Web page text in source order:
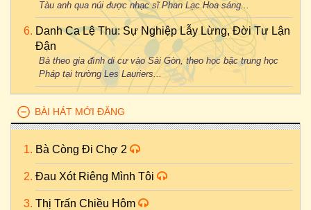
Tàu anh qua núi được nhạc sĩ Phan Lạc Hoa sáng...
Danh Ca Lệ Thu: Sự Nghiệp Lẫy Lừng, Đời Tư Lận
Đận
Bà theo gia đình di cư vào Sài Gòn, theo học bậc trung học
Pháp tại trường Les Lauriers...
BÀI HÁT MỚI ĐĂNG
Bà Còng Đi Chợ 2
Đau Xót Riêng Mình Tôi
Thị Trấn Chiều Hôm